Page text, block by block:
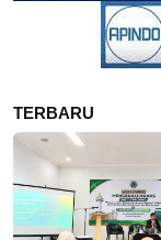
TERBARU